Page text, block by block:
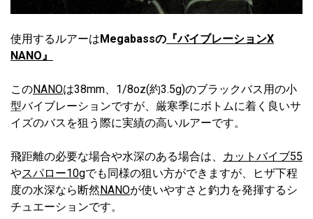
使用するルアーはMegabassの 『バイブレーションX
NANO』
このNANOは38mm、1/8oz(約3.5g)のブラックバス用の小
型バイブレーションですが、厳寒季にボトムに着く良いサ
イズのバスを狙う際に実績の高いルアーです。
飛距離の必要な場合や水深のある場合は、
カットバイブ55
やスパロー10gでも同様の狙い方ができますが、ヒザ下程
度の水深なら断然NANOが使いやすさと釣力を発揮するシ
チュエーションです。